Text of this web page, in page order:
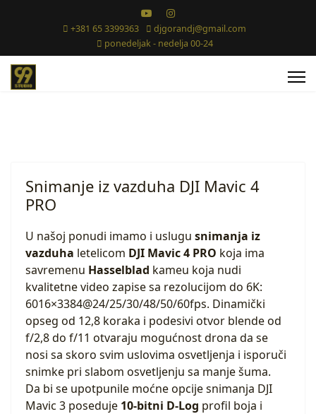
+381 65 3399363
djgorandj@gmail.com
ponedeljak - nedelja 00-24
Snimanje iz vazduha DJI Mavic 4
PRO
U našoj ponudi imamo i uslugu snimanja iz
vazduha letelicom DJI Mavic 4 PRO koja ima
savremenu Hasselblad kameu koja nudi
kvalitetne video zapise sa rezolucijom do 6K:
6016×3384@24/25/30/48/50/60fps. Dinamički
opseg od 12,8 koraka i podesivi otvor blende od
f/2,8 do f/11 otvaraju mogućnost drona da se
nosi sa skoro svim uslovima osvetljenja i isporuči
snimke pri slabom osvetljenju sa manje šuma.
Da bi se upotpunile moćne opcije snimanja DJI
Mavic 3 poseduje 10-bitni D-Log profil boja i